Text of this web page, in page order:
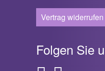
Vertrag widerrufen
Folgen Sie